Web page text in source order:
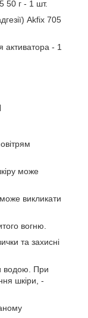
50 г - 1 шт.
Akfix 705
активатора - 1
може
викликати
вогню.
та захисні
водою. При
шкіри, -